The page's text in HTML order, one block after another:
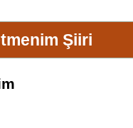
Şiiri